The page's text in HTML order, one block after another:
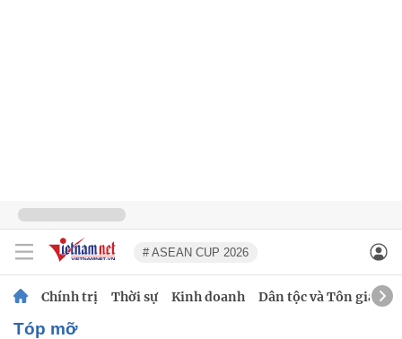
# ASEAN CUP 2026
Chính trị Thời sự Kinh doanh Dân tộc và Tôn giáo
tóp mỡ